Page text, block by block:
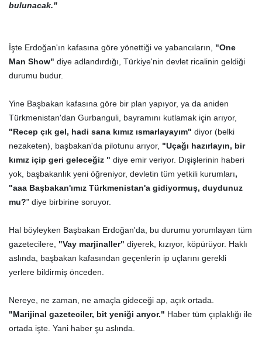
bulunacak."
İşte Erdoğan'ın kafasına göre yönettiği ve yabancıların, "One
Man Show" diye adlandırdığı, Türkiye'nin devlet ricalinin geldiği
durumu budur.
Yine Başbakan kafasına göre bir plan yapıyor, ya da aniden
Türkmenistan'dan Gurbanguli, bayramını kutlamak için arıyor,
"Recep çık gel, hadi sana kımız ısmarlayayım" diyor (belki
nezaketen), başbakan'da pilotunu arıyor, "Uçağı hazırlayın, bir
kımız içip geri geleceğiz " diye emir veriyor. Dışişlerinin haberi
yok, başbakanlık yeni öğreniyor, devletin tüm yetkili kurumları,
"aaa Başbakan'ımız Türkmenistan'a gidiyormuş, duydunuz
mu?" diye birbirine soruyor.
Hal böyleyken Başbakan Erdoğan'da, bu durumu yorumlayan tüm
gazetecilere, "Vay marjinaller" diyerek, kızıyor, köpürüyor. Haklı
aslında, başbakan kafasından geçenlerin ip uçlarını gerekli
yerlere bildirmiş önceden.
Nereye, ne zaman, ne amaçla gideceği ap, açık ortada.
"Marijinal gazeteciler, bit yeniği arıyor." Haber tüm çıplaklığı ile
ortada işte. Yani haber şu aslında.